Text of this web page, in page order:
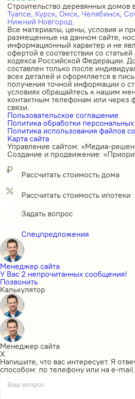
Строительство деревянных домов
Туапсе, Курск, Омск, Челябинск,
Нижний Новгород.
Все материалы, цены, условия и
размещенные на данном сайте,
информационный характер и не
офертой в соответствии со
кодекса Российской Федерации.
составлен только после
всех деталей и оформляется в
получения точной информации о
условиях обращайтесь к нашим
контактным телефонам или через
связи.
Пользовательское соглашение
Политика обработки
Политика использования файлов
Карта сайта
Управление сайтом: «Медиа-
Создание и продвижение:
Рассчитать стоимость дома
Рассчитать стоимость ипотеки
Задать вопрос
Спецпредложения
Менеджер сайта
У Вас 2 непрочитанных сообщения!
Позвонить
Калькулятор
Менеджер сайта
X
Напишите, что вас интересует. Я
способом: по телефону или на e-mail.
Ваш вопрос